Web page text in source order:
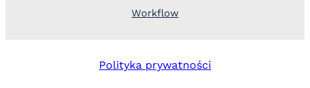
Workflow
Polityka prywatności